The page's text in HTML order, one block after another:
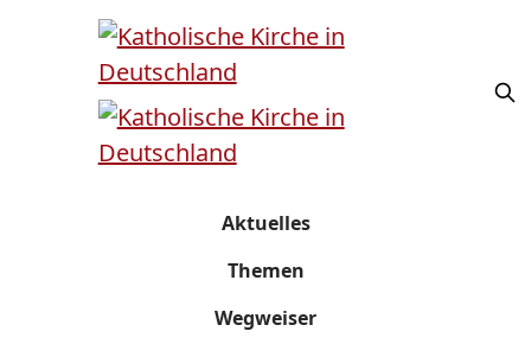
Aktuelles
Themen
Wegweiser